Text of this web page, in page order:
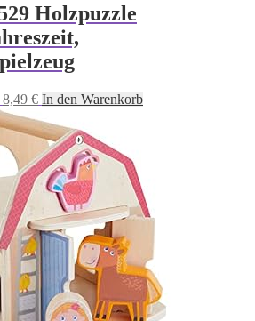
Holzpuzzle
Ursprünglicher
Preis
war:
12,99 €
8,49 €Aktueller
ist:
8,49 €.
In den Warenkorb